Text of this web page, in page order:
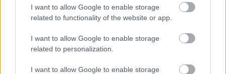
I want to allow Google to enable storage
related to functionality of the website or app.
I want to allow Google to enable storage
related to personalization.
I want to allow Google to enable storage
precio-vivienda/alquiler/report
TE RECOMENDAMOS